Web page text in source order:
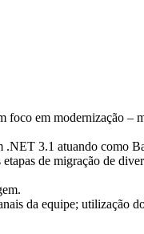
em modernização
3.1 atuando como
de migração de
da equipe; utilização